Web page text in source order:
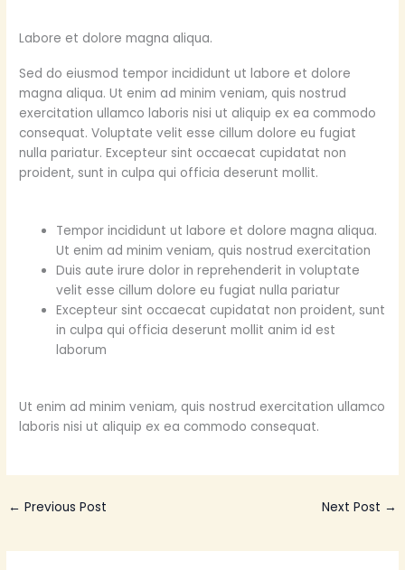
Labore et dolore magna aliqua.
Sed do eiusmod tempor incididunt ut labore et dolore
magna aliqua. Ut enim ad minim veniam, quis nostrud
exercitation ullamco laboris nisi ut aliquip ex ea commodo
consequat. Voluptate velit esse cillum dolore eu fugiat
nulla pariatur. Excepteur sint occaecat cupidatat non
proident, sunt in culpa qui officia deserunt mollit.
Tempor incididunt ut labore et dolore magna aliqua.
Ut enim ad minim veniam, quis nostrud exercitation
Duis aute irure dolor in reprehenderit in voluptate
velit esse cillum dolore eu fugiat nulla pariatur
Excepteur sint occaecat cupidatat non proident, sunt
in culpa qui officia deserunt mollit anim id est
laborum
Ut enim ad minim veniam, quis nostrud exercitation ullamco
laboris nisi ut aliquip ex ea commodo consequat.
← Previous Post Next Post →